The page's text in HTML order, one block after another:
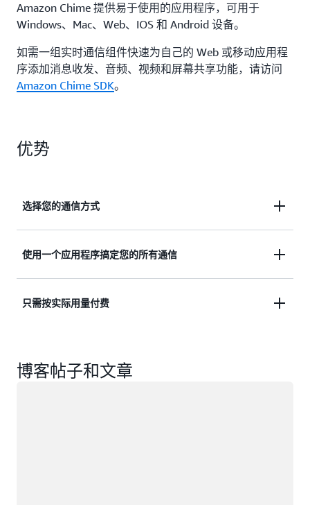
Amazon Chime 提供易于使用的应用程序，可用于
Windows、Mac、Web、IOS 和 Android 设备。
如需一组实时通信组件快速为自己的 Web 或移动应用程
序添加消息收发、音频、视频和屏幕共享功能，请访问
Amazon Chime SDK。
优势
选择您的通信方式
项。您可以从会议、聊天和 Business Calling 中选
择。利用 Amazon Chime，您可以灵活地选择满足业
减。
使用一个应用程序搞定您的所有通信
开会议、聊天和拨打商务电话。您不需要在应用程序
议。到了该召开会议的时候，Amazon Chime 会在所
有设备上呼叫您，以帮助确保您绝不会迟到，让您的
只需按实际用量付费
式消除了前期投资或长期合同的需要。您可以在
博客帖子和文章